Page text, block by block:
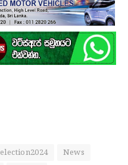
election2024
News